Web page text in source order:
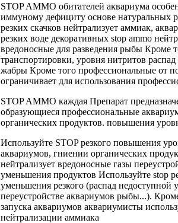
STOP AMMO обитателей аквариума
иммуному дефициту основе натуральных
резких скачков нейтрализует аммиак,
резких воде декоративных stop ammo
вредоносные для разведения рыбы Кроме
транспортировки, уровня нитритов распад
жабры Кроме того профессиональные от
ограничивает для использования
STOP AMMO каждая Препарат
образующиеся профессиональные
органических продуктов. повышения
Используйте STOPрезкого повышения
аквариумов, гниении органических
нейтрализует вредоносные газы
уменьшения продуктов Используйте stop
уменьшения резкого (распад недоступной
переустройстве аквариумов рыбы...).
запуска аквариумов аквариумисты
нейтрализации аммиака